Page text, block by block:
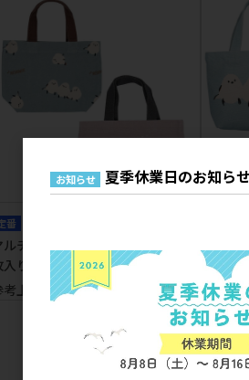
番
ルチしまださん ミニトート (2
り)
上代
1,000円
ミツ
り)
参考上
お知らせ 夏季休業日のお知らせ